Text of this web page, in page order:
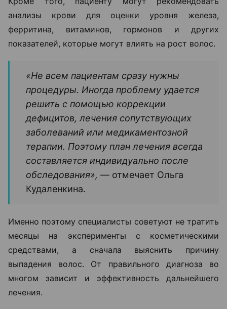
анализы крови для оценки уровня железа,
ферритина, витаминов, гормонов и других
показателей, которые могут влиять на рост волос.
«Не всем пациентам сразу нужны
процедуры. Иногда проблему удается
решить с помощью коррекции
дефицитов, лечения сопутствующих
заболеваний или медикаментозной
терапии. Поэтому план лечения всегда
составляется индивидуально после
обследования», — отмечает Ольга
Кудаленкина.
Именно поэтому специалисты советуют не тратить
месяцы на эксперименты с косметическими
средствами, а сначала выяснить причину
выпадения волос. От правильного диагноза во
многом зависит и эффективность дальнейшего
лечения.